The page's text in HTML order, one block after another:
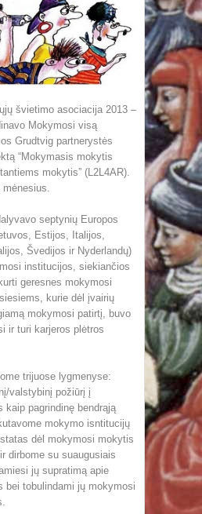
švietimo asociacija 2013 –
Mokymosi visą
Grudtvig partnerystės
“Mokymasis mokytis
mokytis” (L2L4AR).
mėnesius.
septynių Europos
Estijos, Italijos,
Švedijos ir Nyderlandų)
institucijos, siekiančios
geresnes mokymosi
kurie dėl įvairių
mokymosi patirtį, buvo
ir turi karjeros plėtros
trijuose lygmenyse:
valstybinį požiūrį į
kaip pagrindinę bendrąją
mokymo isntitucijų
dėl mokymosi mokytis
dirbome su suaugusiais
jų supratimą apie
bei tobulindami jų mokymosi